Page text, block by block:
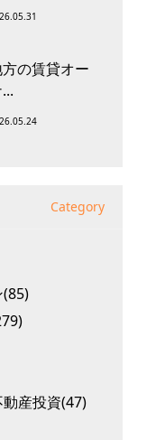
の賃貸オー
Category
産投資(47)